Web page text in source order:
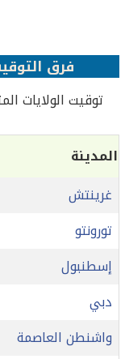
فرق
توقيت الولايات
المدينة
غرينتش
تورونتو
إسطنبول
دبي
واشنطن العاصمة